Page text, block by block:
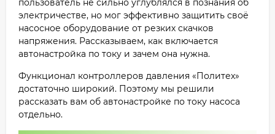
электричестве, но мог эффективно защитить своё
насосное оборудование от резких скачков
напряжения. Рассказываем, как включается
автонастройка по току и зачем она нужна.
Функционал контроллеров давления «Политех»
достаточно широкий. Поэтому мы решили
рассказать вам об автонастройке по току насоса
отдельно.